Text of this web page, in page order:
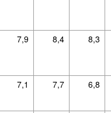
7,9 8,4 8,3
7,1 7,7 6,8